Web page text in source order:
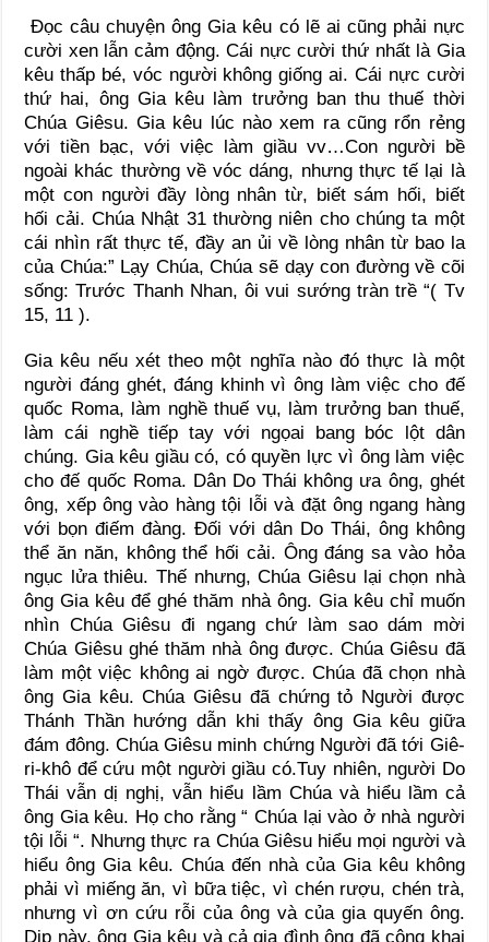
Đọc câu chuyện ông Gia kêu có lẽ ai cũng phải nực
cười xen lẫn cảm động. Cái nực cười thứ nhất là Gia
kêu thấp bé, vóc người không giống ai. Cái nực cười
thứ hai, ông Gia kêu làm trưởng ban thu thuế thời
Chúa Giêsu. Gia kêu lúc nào xem ra cũng rổn rẻng
với tiền bạc, với việc làm giầu vv…Con người bề
ngoài khác thường về vóc dáng, nhưng thực tế lại là
một con người đầy lòng nhân từ, biết sám hối, biết
hối cải. Chúa Nhật 31 thường niên cho chúng ta một
cái nhìn rất thực tế, đầy an ủi về lòng nhân từ bao la
của Chúa:” Lạy Chúa, Chúa sẽ dạy con đường về cõi
sống: Trước Thanh Nhan, ôi vui sướng tràn trề “( Tv
15, 11 ).
Gia kêu nếu xét theo một nghĩa nào đó thực là một
người đáng ghét, đáng khinh vì ông làm việc cho đế
quốc Roma, làm nghề thuế vụ, làm trưởng ban thuế,
làm cái nghề tiếp tay với ngọai bang bóc lột dân
chúng. Gia kêu giầu có, có quyền lực vì ông làm việc
cho đế quốc Roma. Dân Do Thái không ưa ông, ghét
ông, xếp ông vào hàng tội lỗi và đặt ông ngang hàng
với bọn điếm đàng. Đối với dân Do Thái, ông không
thể ăn năn, không thể hối cải. Ông đáng sa vào hỏa
ngục lửa thiêu. Thế nhưng, Chúa Giêsu lại chọn nhà
ông Gia kêu để ghé thăm nhà ông. Gia kêu chỉ muốn
nhìn Chúa Giêsu đi ngang chứ làm sao dám mời
Chúa Giêsu ghé thăm nhà ông được. Chúa Giêsu đã
làm một việc không ai ngờ được. Chúa đã chọn nhà
ông Gia kêu. Chúa Giêsu đã chứng tỏ Người được
Thánh Thần hướng dẫn khi thấy ông Gia kêu giữa
đám đông. Chúa Giêsu minh chứng Người đã tới Giê-
ri-khô để cứu một người giầu có.Tuy nhiên, người Do
Thái vẫn dị nghị, vẫn hiểu lầm Chúa và hiểu lầm cả
ông Gia kêu. Họ cho rằng “ Chúa lại vào ở nhà người
tội lỗi “. Nhưng thực ra Chúa Giêsu hiểu mọi người và
hiểu ông Gia kêu. Chúa đến nhà của Gia kêu không
phải vì miếng ăn, vì bữa tiệc, vì chén rượu, chén trà,
nhưng vì ơn cứu rỗi của ông và của gia quyến ông.
Dịp này, ông Gia kêu và cả gia đình ông đã công khai